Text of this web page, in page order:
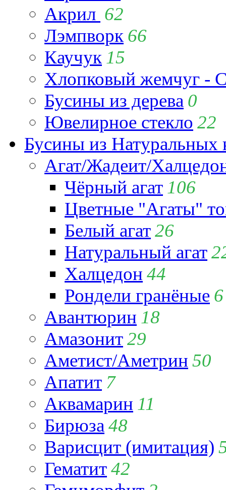
Акрил 62
Лэмпворк 66
Каучук 15
Хлопковый жемчуг -
Бусины из дерева 0
Ювелирное стекло 22
Бусины из Натуральных
Агат/Жадеит/
Чёрный агат 106
Цветные "Агаты"
Белый агат26
Натуральный агат
Халцедон 44
Рондели гранёные 6
Авантюрин 18
Амазонит29
Аметист/Аметрин 50
Апатит 7
Аквамарин 11
Бирюза 48
Варисцит (имитация)
Гематит42